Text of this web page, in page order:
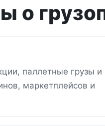
о
паллетные грузы и
маркетплейсов и